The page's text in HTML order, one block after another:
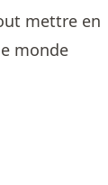
mettre en
monde